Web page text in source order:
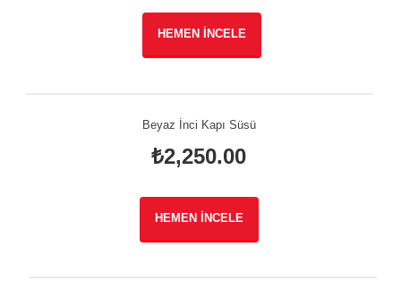
HEMEN İNCELE
Beyaz İnci Kapı Süsü
₺2,250.00
HEMEN İNCELE